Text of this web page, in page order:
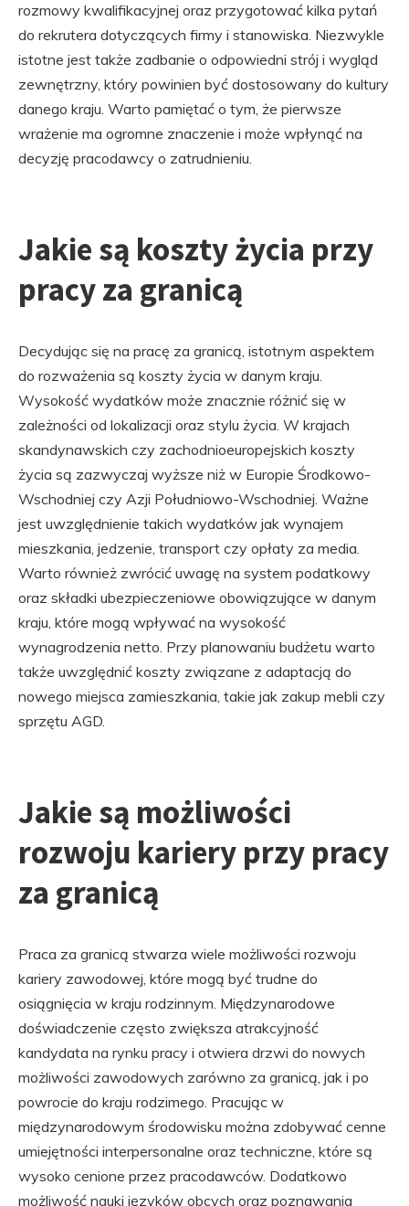
rozmowy kwalifikacyjnej oraz przygotować kilka pytań
do rekrutera dotyczących firmy i stanowiska. Niezwykle
istotne jest także zadbanie o odpowiedni strój i wygląd
zewnętrzny, który powinien być dostosowany do kultury
danego kraju. Warto pamiętać o tym, że pierwsze
wrażenie ma ogromne znaczenie i może wpłynąć na
decyzję pracodawcy o zatrudnieniu.
Jakie są koszty życia przy
pracy za granicą
Decydując się na pracę za granicą, istotnym aspektem
do rozważenia są koszty życia w danym kraju.
Wysokość wydatków może znacznie różnić się w
zależności od lokalizacji oraz stylu życia. W krajach
skandynawskich czy zachodnioeuropejskich koszty
życia są zazwyczaj wyższe niż w Europie Środkowo-
Wschodniej czy Azji Południowo-Wschodniej. Ważne
jest uwzględnienie takich wydatków jak wynajem
mieszkania, jedzenie, transport czy opłaty za media.
Warto również zwrócić uwagę na system podatkowy
oraz składki ubezpieczeniowe obowiązujące w danym
kraju, które mogą wpływać na wysokość
wynagrodzenia netto. Przy planowaniu budżetu warto
także uwzględnić koszty związane z adaptacją do
nowego miejsca zamieszkania, takie jak zakup mebli czy
sprzętu AGD.
Jakie są możliwości
rozwoju kariery przy pracy
za granicą
Praca za granicą stwarza wiele możliwości rozwoju
kariery zawodowej, które mogą być trudne do
osiągnięcia w kraju rodzinnym. Międzynarodowe
doświadczenie często zwiększa atrakcyjność
kandydata na rynku pracy i otwiera drzwi do nowych
możliwości zawodowych zarówno za granicą, jak i po
powrocie do kraju rodzimego. Pracując w
międzynarodowym środowisku można zdobywać cenne
umiejętności interpersonalne oraz techniczne, które są
wysoko cenione przez pracodawców. Dodatkowo
możliwość nauki języków obcych oraz poznawania